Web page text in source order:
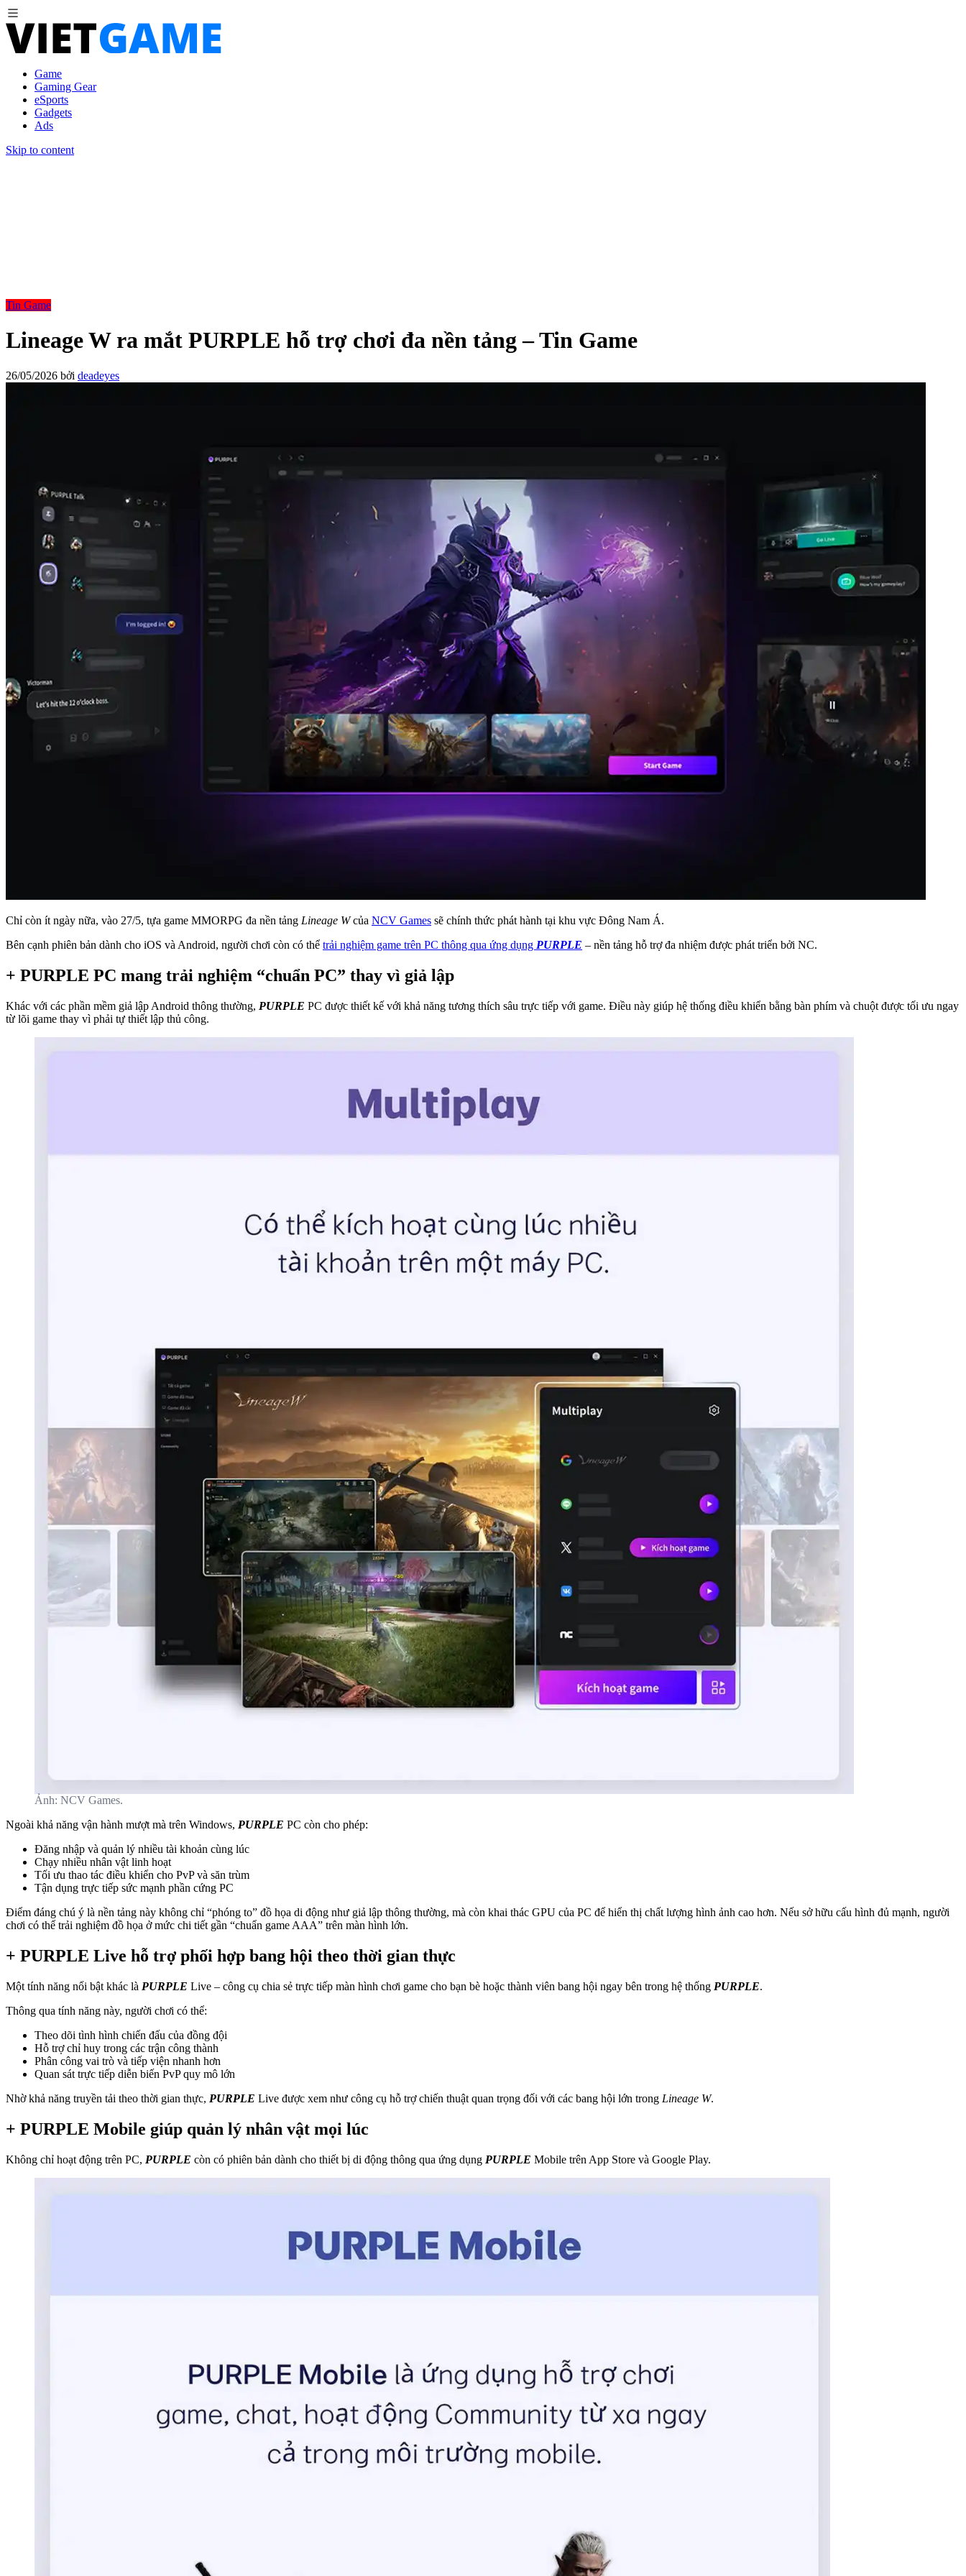
Game
Gaming Gear
eSports
Gadgets
Ads
Skip to content
Tin Game
Lineage W ra mắt PURPLE hỗ trợ chơi đa nền tảng – Tin Game
26/05/2026 bởi deadeyes
Chỉ còn ít ngày nữa, vào 27/5, tựa game MMORPG đa nền tảng Lineage Wcủa NCV Games sẽ chính thức phát hành tại khu vực Đông Nam Á.
Bên cạnh phiên bản dành cho iOS và Android, người chơi còn có thể trải nghiệm game trên PC thông qua ứng dụng PURPLE – nền tảng hỗ trợ đa nhiệm được phát triển bởi NC.
+ PURPLE PC mang trải nghiệm “chuẩn PC” thay vì giả lập
Khác với các phần mềm giả lập Android thông thường, PURPLE PC được thiết kế với khả năng tương thích sâu trực tiếp với game. Điều này giúp hệ thống điều khiển bằng bàn phím và chuột được tối ưu ngay
từ lõi game thay vì phải tự thiết lập thủ công.
Ảnh: NCV Games.
Ngoài khả năng vận hành mượt mà trên Windows, PURPLE PC còn cho phép:
Đăng nhập và quản lý nhiều tài khoản cùng lúc
Chạy nhiều nhân vật linh hoạt
Tối ưu thao tác điều khiển cho PvP và săn trùm
Tận dụng trực tiếp sức mạnh phần cứng PC
Điểm đáng chú ý là nền tảng này không chỉ “phóng to” đồ họa di động như giả lập thông thường, mà còn khai thác GPU của PC để hiển thị chất lượng hình ảnh cao hơn. Nếu sở hữu cấu hình đủ mạnh, người
chơi có thể trải nghiệm đồ họa ở mức chi tiết gần “chuẩn game AAA” trên màn hình lớn.
+ PURPLE Live hỗ trợ phối hợp bang hội theo thời gian thực
Một tính năng nổi bật khác là PURPLE Live – công cụ chia sẻ trực tiếp màn hình chơi game cho bạn bè hoặc thành viên bang hội ngay bên trong hệ thống PURPLE.
Thông qua tính năng này, người chơi có thể:
Theo dõi tình hình chiến đấu của đồng đội
Hỗ trợ chỉ huy trong các trận công thành
Phân công vai trò và tiếp viện nhanh hơn
Quan sát trực tiếp diễn biến PvP quy mô lớn
Nhờ khả năng truyền tải theo thời gian thực, PURPLE Live được xem như công cụ hỗ trợ chiến thuật quan trọng đối với các bang hội lớn trong Lineage W.
+ PURPLE Mobile giúp quản lý nhân vật mọi lúc
Không chỉ hoạt động trên PC, PURPLE còn có phiên bản dành cho thiết bị di động thông qua ứng dụng PURPLE Mobile trên App Store và Google Play.